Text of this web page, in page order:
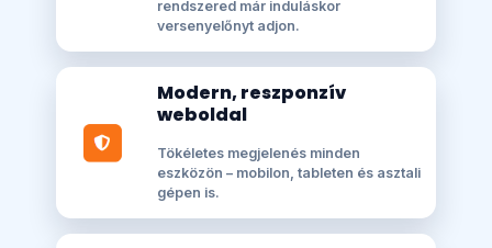
rendszered már induláskor
versenyelőnyt adjon.
Modern, reszponzív
weboldal
Tökéletes megjelenés minden
eszközön – mobilon, tableten és asztali
gépen is.